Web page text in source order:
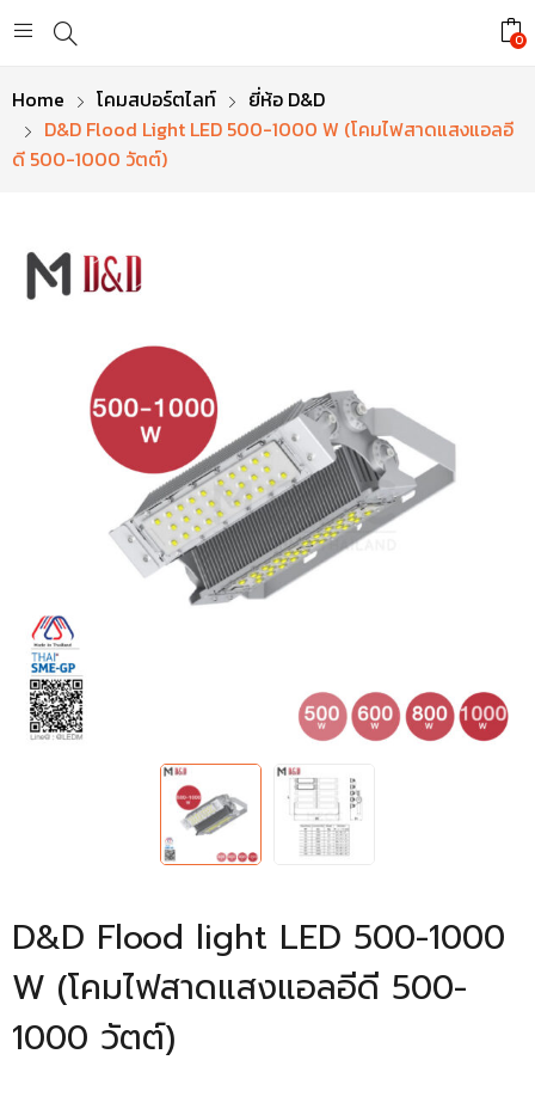
0
Home โคมสปอร์ตไลท์
ยี่ห้อ D&D
D&D Flood Light LED 500-1000 W (โคมไฟสาดแสงแอลอี
ดี 500-1000 วัตต์)
D&D Flood light LED 500-1000
W (โคมไฟสาดแสงแอลอีดี 500-
1000 วัตต์)